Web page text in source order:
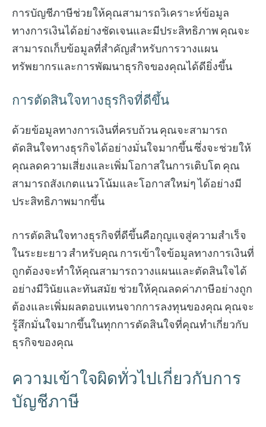
การบัญชีภาษีช่วยให้คุณสามารถวิเคราะห์ข้อมูล
ทางการเงินได้อย่างชัดเจนและมีประสิทธิภาพ คุณจะ
สามารถเก็บข้อมูลที่สำคัญสำหรับการวางแผน
ทรัพยากรและการพัฒนาธุรกิจของคุณได้ดียิ่งขึ้น
การตัดสินใจทางธุรกิจที่ดีขึ้น
ด้วยข้อมูลทางการเงินที่ครบถ้วน คุณจะสามารถ
ตัดสินใจทางธุรกิจได้อย่างมั่นใจมากขึ้น ซึ่งจะช่วยให้
คุณลดความเสี่ยงและเพิ่มโอกาสในการเติบโต คุณ
สามารถสังเกตแนวโน้มและโอกาสใหม่ๆ ได้อย่างมี
ประสิทธิภาพมากขึ้น
การตัดสินใจทางธุรกิจที่ดีขึ้นคือกุญแจสู่ความสำเร็จ
ในระยะยาว สำหรับคุณ การเข้าใจข้อมูลทางการเงินที่
ถูกต้องจะทำให้คุณสามารถวางแผนและตัดสินใจได้
อย่างมีวินัยและทันสมัย ช่วยให้คุณลดค่าภาษีอย่างถูก
ต้องและเพิ่มผลตอบแทนจากการลงทุนของคุณ คุณจะ
รู้สึกมั่นใจมากขึ้นในทุกการตัดสินใจที่คุณทำเกี่ยวกับ
ธุรกิจของคุณ
ความเข้าใจผิดทั่วไปเกี่ยวกับการ
บัญชีภาษี